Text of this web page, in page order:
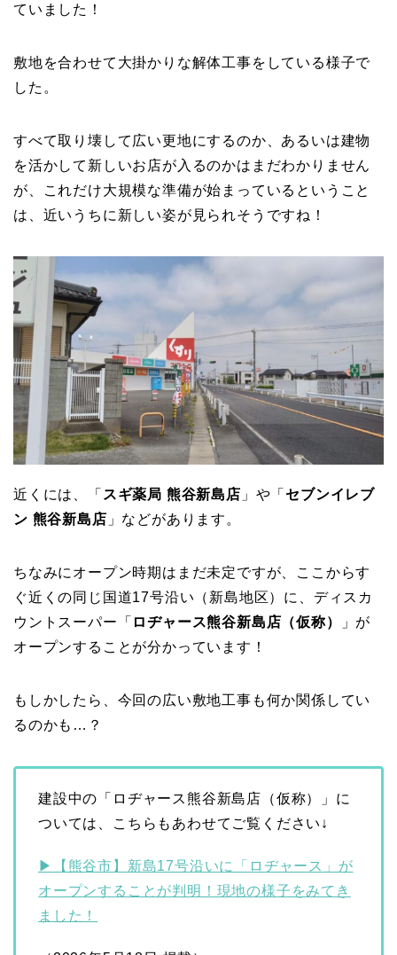
ていました！
敷地を合わせて大掛かりな解体工事をしている様子で
した。
すべて取り壊して広い更地にするのか、あるいは建物
を活かして新しいお店が入るのかはまだわかりません
が、これだけ大規模な準備が始まっているということ
は、近いうちに新しい姿が見られそうですね！
近くには、「 スギ薬局 熊谷新島店 」や「 セブンイレブ
ン 熊谷新島店 」などがあります。
ちなみにオープン時期はまだ未定ですが、ここからす
ぐ近くの同じ国道17号沿い（新島地区）に、ディスカ
ウントスーパー「 ロヂャース熊谷新島店（仮称）
」が
オープンすることが分かっています！
もしかしたら、今回の広い敷地工事も何か関係してい
るのかも…？
建設中の「ロヂャース熊谷新島店（仮称）」に
ついては、こちらもあわせてご覧ください↓
▶【熊谷市】新島17号沿いに「ロヂャース」が
オープンすることが判明！現地の様子をみてき
ました！